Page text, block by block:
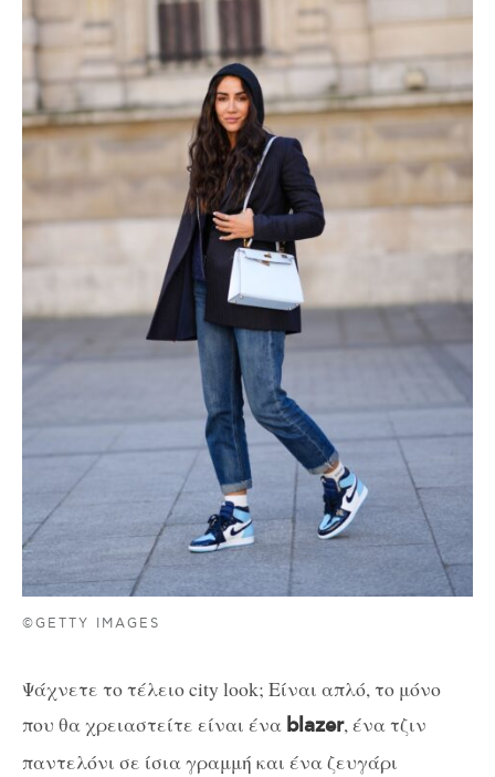
©GETTY IMAGES
Ψάχνετε το τέλειο city look; Είναι απλό, το μόνο
που θα χρειαστείτε είναι ένα blazer, ένα τζιν
παντελόνι σε ίσια γραμμή και ένα ζευγάρι